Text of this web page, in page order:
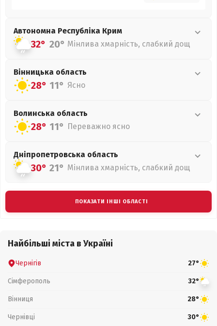
Автономна Республіка Крим
32° 20° Мінлива хмарність, слабкий дощ
Вінницька область
28° 11° Ясно
Волинська область
28° 11° Переважно ясно
Дніпропетровська область
30° 21° Мінлива хмарність, слабкий дощ
ПОКАЗАТИ ІНШІ ОБЛАСТІ
Найбільші міста в Україні
Чернігів 27°
Сімферополь 32°
Вінниця 28°
Чернівці 30°